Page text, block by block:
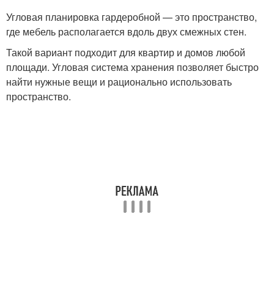
Угловая планировка гардеробной — это пространство,
где мебель располагается вдоль двух смежных стен.
Такой вариант подходит для квартир и домов любой
площади. Угловая система хранения позволяет быстро
найти нужные вещи и рационально использовать
пространство.